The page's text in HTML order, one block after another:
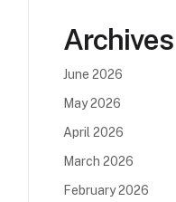
Archives
June 2026
May 2026
April 2026
March 2026
February 2026